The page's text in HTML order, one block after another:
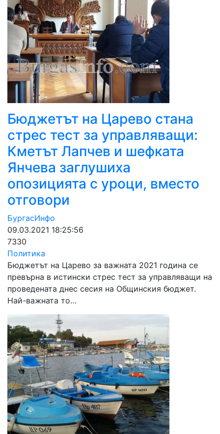
Бюджетът на Царево стана
стрес тест за управляващи:
Кметът Лапчев и шефката
Янчева заглушиха
опозицията с уроци, вместо
отговори
БургасИнфо
09.03.2021 18:25:56
7330
Политика
Бюджетът на Царево за важната 2021 година се
превърна в истински стрес тест за управляващи на
проведената днес сесия на Общинския бюджет.
Най-важната то…